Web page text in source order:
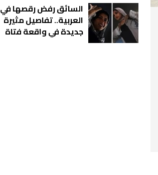
أمام النيابة
السائق رفض رقصها في
العربية.. تفاصيل مثيرة
جديدة في واقعة فتاة